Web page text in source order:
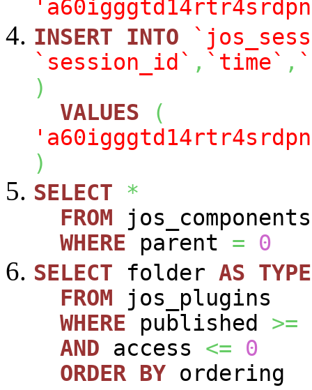
INSERT
INTO
`session_id` , `time` ,
)
VALUES
(
)
SELECT
*
FROM jos_components
WHERE parent =
0
SELECT folder AS TYPE
FROM jos_plugins
WHERE published >=
AND access <=
0
ORDER BY ordering